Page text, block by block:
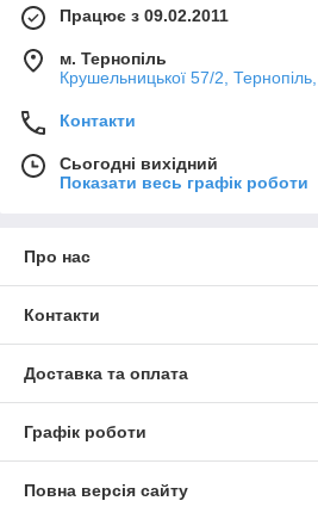
Працює з 09.02.2011
м. Тернопіль
Крушельницької 57/2, Тернопіль,
Контакти
Сьогодні вихідний
Показати весь графік роботи
Про нас
Контакти
Доставка та оплата
Графік роботи
Повна версія сайту